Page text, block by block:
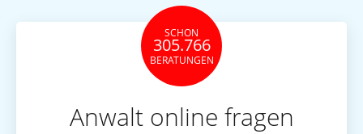
SCHON
305.766
BERATUNGEN
Anwalt online fragen